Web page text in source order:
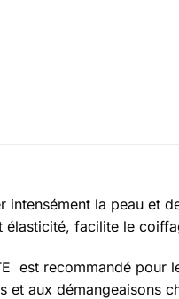
la peau et
facilite le
est recommandé pour
et aux démangeaisons